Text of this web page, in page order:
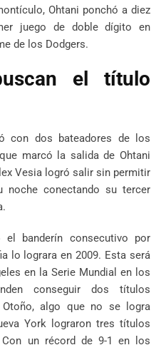
Ohtani ponchó a diez
juego de doble dígito en
de los Dodgers.
el título
con dos bateadores de los
marcó la salida de Ohtani
Vesia logró salir sin permitir
noche conectando su tercer
banderín consecutivo por
lo lograra en 2009. Esta será
en la Serie Mundial en los
conseguir dos títulos
algo que no se logra
York lograron tres títulos
un récord de 9-1 en los